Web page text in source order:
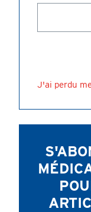
J'ai perdu